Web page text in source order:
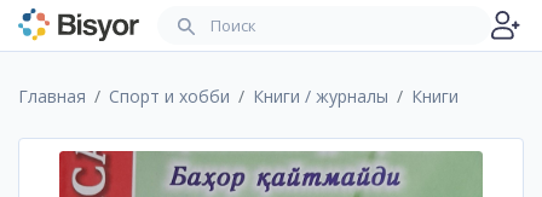
Главная Спорт и хобби Книги / журналы Книги